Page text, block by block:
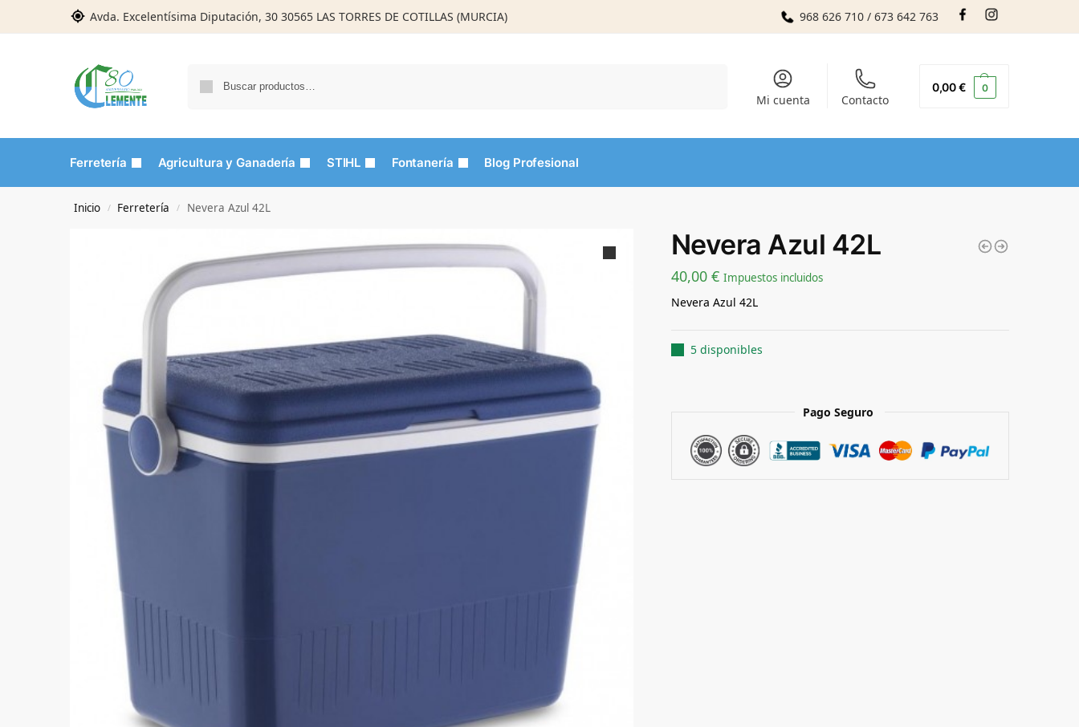
Avda. Excelentísima Diputación, 30 30565 LAS TORRES DE COTILLAS (MURCIA) 968 626 710 / 673 642 763
Mi cuenta Contacto
0,00€ 0
Ferretería Agricultura y Ganadería STIHL Fontanería Blog Profesional
Inicio / Ferretería / Nevera Azul 42L
Nevera Azul 42L
40,00 € Impuestos incluidos
Nevera Azul 42L
5 disponibles
Pago Seguro